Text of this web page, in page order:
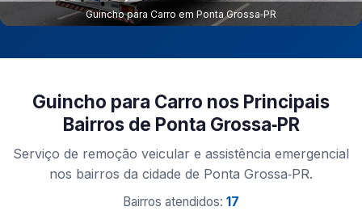
Guincho para Carro em Ponta Grossa‑PR
Guincho para Carro nos Principais
Bairros de Ponta Grossa‑PR
Serviço de remoção veicular e assistência emergencial
nos bairros da cidade de Ponta Grossa‑PR.
Bairros atendidos: 17